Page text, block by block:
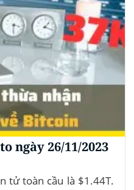
ngày 26/11/2023
tử toàn cầu là $1.44T.